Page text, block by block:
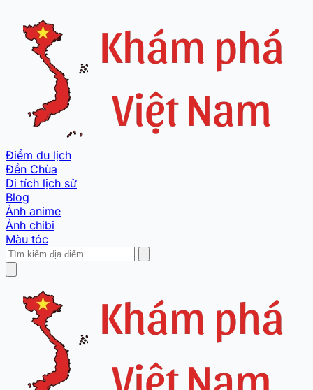
Điểm du lịch
Đền Chùa
Di tích lịch sử
Blog
Ảnh anime
Ảnh chibi
Màu tóc